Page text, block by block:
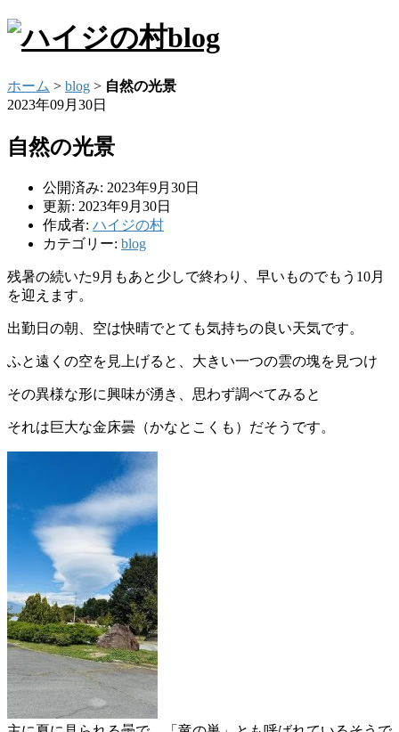
ホーム > blog > 自然の光景
2023年09月30日
自然の光景
公開済み: 2023年9月30日
更新: 2023年9月30日
作成者: ハイジの村
カテゴリー: blog
残暑の続いた9月もあと少しで終わり、早いものでもう10月
を迎 えます。
出勤日の朝、空は快晴でとても気持ちの良い天気です。
ふと遠くの空を見上げると、大きい一つの雲の塊を見つけ
その異様な形に興味が湧き、思わず調べてみると
それは巨大な金床曇（かなとこくも）だそうです。